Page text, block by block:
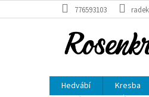
na
776593103
Hedvábí Kresba